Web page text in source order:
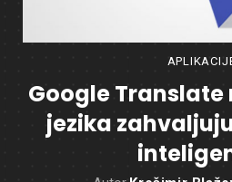
Google Translate
jezika